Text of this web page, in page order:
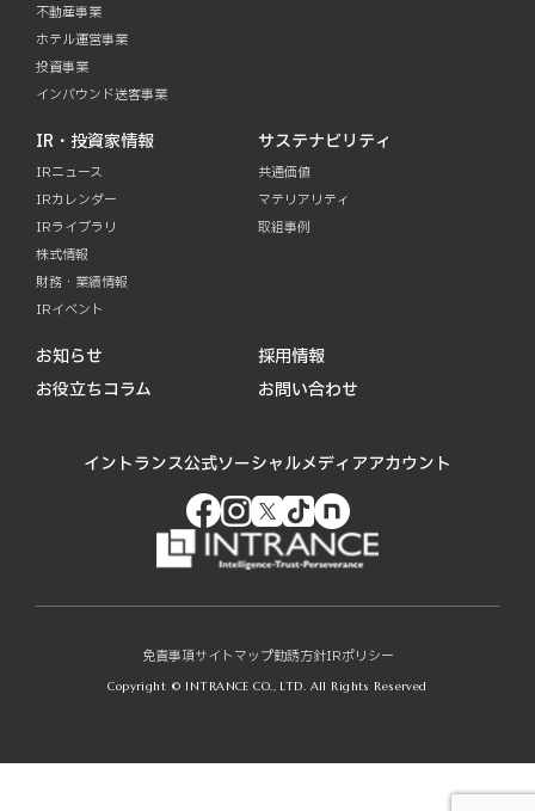
不動産事業
ホテル運営事業
投資事業
インバウンド送客事業
IR・投資家情報
IRニュース
IRカレンダー
IRライブラリ
株式情報
財務・業績情報
IRイベント
サステナビリティ
共通価値
マテリアリティ
取組事例
お知らせ
お役立ちコラム
採用情報
お問い合わせ
イントランス公式ソーシャルメディアアカウント
免責事項サイトマップ勧誘方針IRポリシー
Copyright © INTRANCE CO., LTD. All Rights Reserved